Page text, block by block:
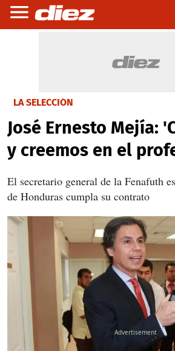
LA SELECCIÓN
José Ernesto Mejía:
y creemos en el
El secretario general de la Fenafuth
de Honduras cumpla su contrato